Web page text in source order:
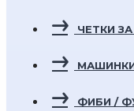
ЧЕТКИ
ФИБИ /